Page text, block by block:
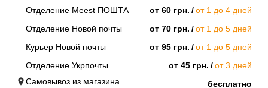
Отделение Meest ПОШТА от 60 грн.
от 1 до 4 дней
Отделение Новой почты
от 70 грн.
от 1 до 5 дней
Курьер Новой почты
от 95 грн.
от 1 до 5 дней
Отделение Укрпочты
от 45 грн.
от 3 дней
Самовывоз из магазина
бесплатно